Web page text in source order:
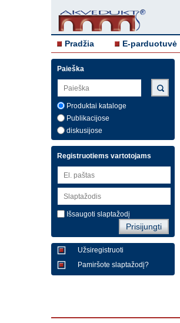
Pradžia E-parduotuvė
Paieška
Produktai kataloge
Publikacijose
diskusijose
Registruotiems vartotojams
Išsaugoti slaptažodį
Užsiregistruoti
Pamiršote slaptažodį?